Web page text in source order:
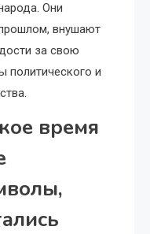
Они
внушают
за свою
политического и
время